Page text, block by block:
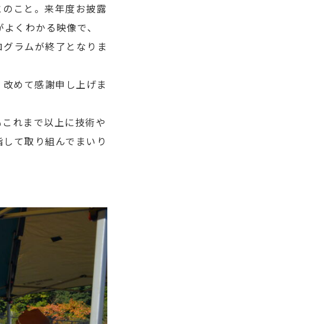
こと。来年度お披露
くわかる映像で、
ラムが終了となりま
めて感謝申し上げま
れまで以上に技術や
て取り組んでまいり